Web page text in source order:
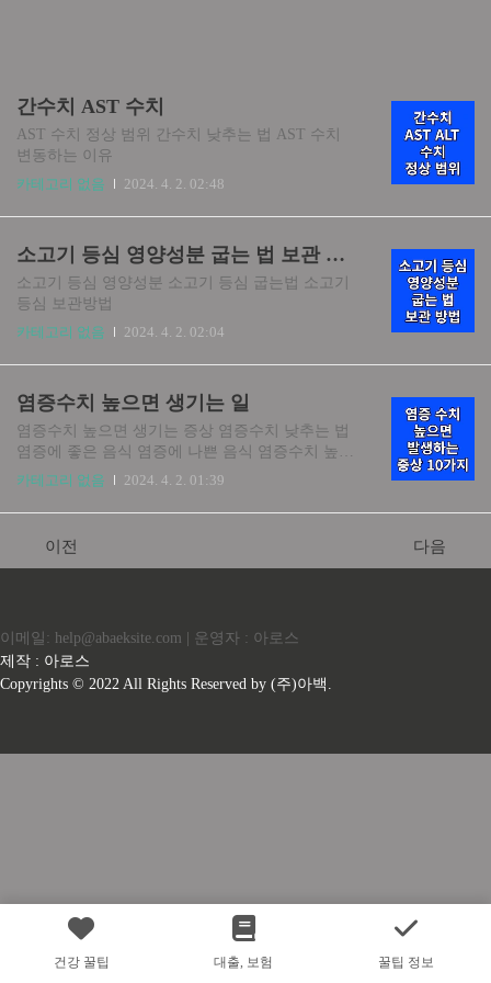
건강 꿀팁 대출, 보험 꿀팁 정보
간수치 AST 수치
AST 수치 정상 범위 간수치 낮추는 법 AST 수치
변동하는 이유
카테고리 없음
2024. 4. 2. 02:48
소고기 등심 영양성분 굽는 법 보관 방법
소고기 등심 영양성분 소고기 등심 굽는법 소고기
등심 보관방법
카테고리 없음
2024. 4. 2. 02:04
염증수치 높으면 생기는 일
염증수치 높으면 생기는 증상 염증수치 낮추는 법
염증에 좋은 음식 염증에 나쁜 음식 염증수치 높으
면 생기는 병
카테고리 없음 2024. 4. 2. 01:39
이전 다음
이메일: help@abaeksite.com | 운영자 : 아로스
제작 : 아로스
Copyrights © 2022 All Rights Reserved by (주)아백.